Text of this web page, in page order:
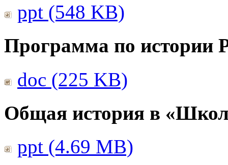
ppt (548 KB)
Программа по истории
doc (225 KB)
Общая история в
ppt (4.69 MB)